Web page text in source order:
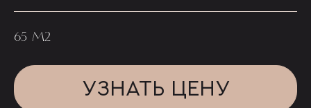
65 М2
УЗНАТЬ ЦЕНУ